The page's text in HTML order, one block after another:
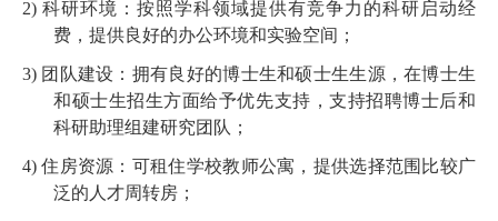
2) 科研环境：按照学科领域提供有竞争力的科研启动经
费，提供良好的办公环境和实验空间；
3) 团队建设：拥有良好的博士生和硕士生生源，在博士生
和硕士生招生方面给予优先支持，支持招聘博士后和
科研助理组建研究团队；
4)住房资源：可租住学校教师公寓，提供选择范围比较广
泛的人才周转房；